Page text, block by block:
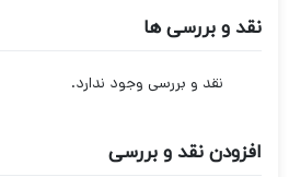
نقد و بررسی ها
نقد و بررسی وجود ندارد.
افزودن نقد و بررسی